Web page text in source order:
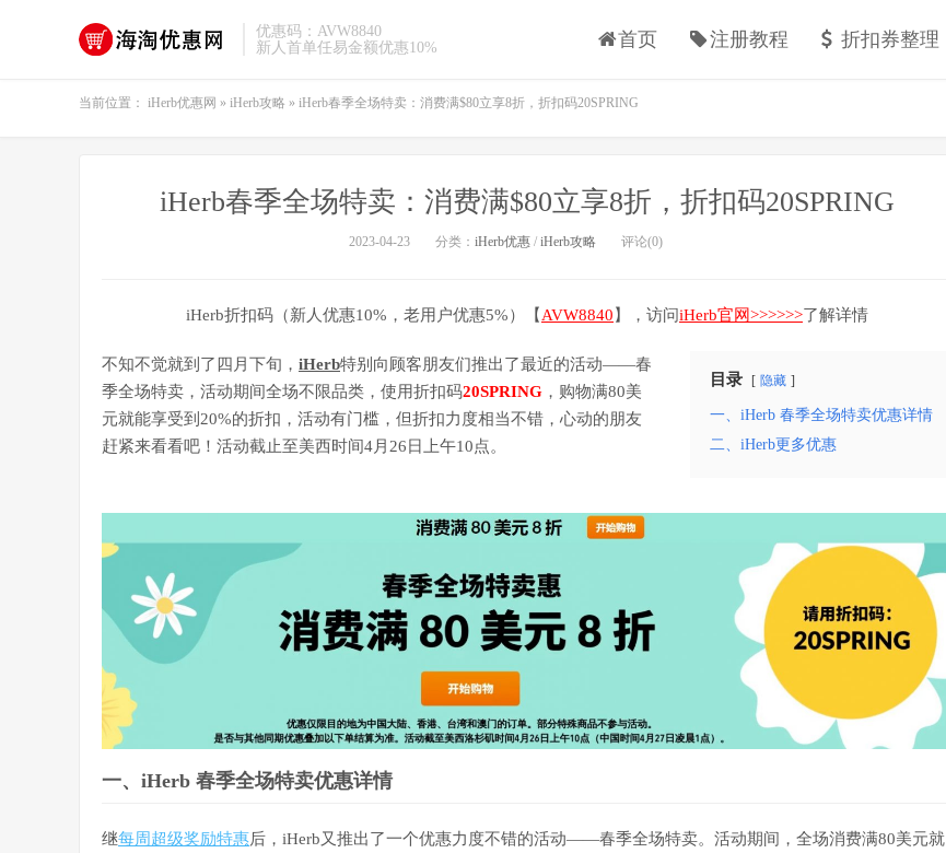
优惠码：AVW8840
新人首单任易金额优惠10%
首页 注册教程 折扣券整理
当前位置： iHerb优惠网 » iHerb攻略 » iHerb春季全场特卖：消费满$80立享8折，折扣码20SPRING
iHerb春季全场特卖：消费满$80立享8折，折扣码20SPRING
2023-04-23 分类： iHerb优惠/ iHerb攻略 评论(0)
iHerb折扣码（新人优惠10%，老用户优惠5%）【 AVW8840 】，访问iHerb官网>>>>>>了解详情
目录 隐藏
一、iHerb 春季全场特卖优惠详情
二、iHerb更多优惠
不知不觉就到了四月下旬， iHerb特别向顾客朋友们推出了最近的活动——春
季全场特卖，活动期间全场不限品类，使用折扣码20SPRING ，购物满80美
元就能享受到20%的折扣，活动有门槛，但折扣力度相当不错，心动的朋友
赶紧来看看吧！活动截止至美西时间4月26日上午10点。
一、iHerb 春季全场特卖优惠详情
继每周超级奖励特惠后，iHerb又推出了一个优惠力度不错的活动——春季全场特卖。活动期间，全场消费满80美元就